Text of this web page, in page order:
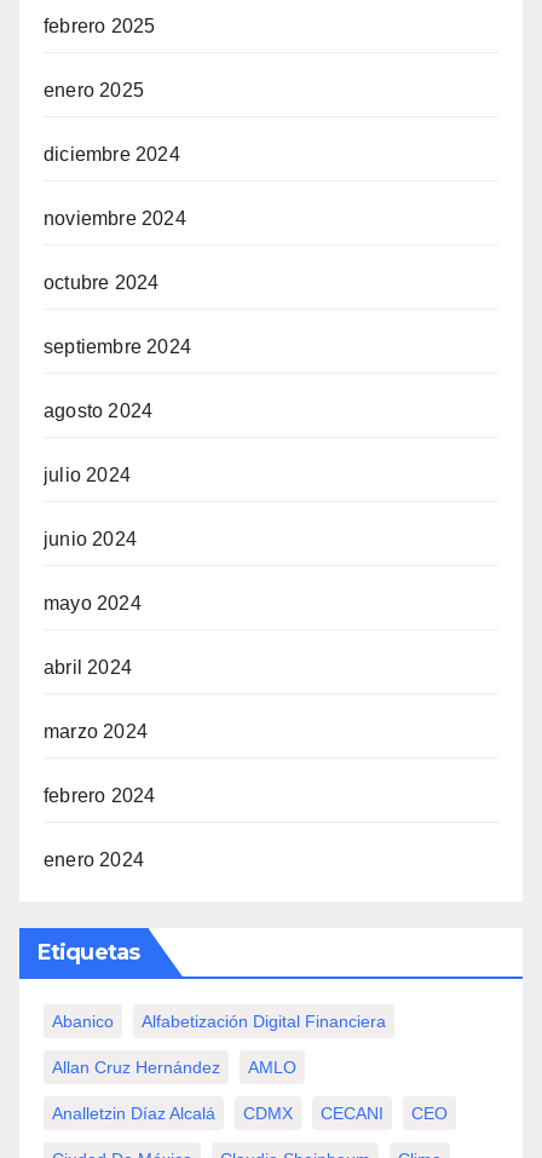
febrero 2025
enero 2025
diciembre 2024
noviembre 2024
octubre 2024
septiembre 2024
agosto 2024
julio 2024
junio 2024
mayo 2024
abril 2024
marzo 2024
febrero 2024
enero 2024
Etiquetas
Abanico Alfabetización Digital Financiera
Allan Cruz Hernández AMLO
Analletzin Díaz Alcalá CDMX CECANI CEO